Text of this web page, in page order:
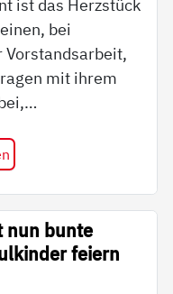
ist das Herzstück
bei
Vorstandsarbeit,
mit ihrem
nun bunte
feiern